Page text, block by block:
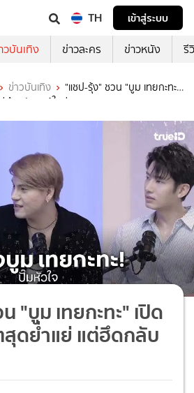
TH
เข้าสู่ระบบ
วบันเทิง ข่าวละคร ข่าวหนัง รี
ข่าวบันเทิง
"แชป-รุ้ง" ชวน "บูม เทยกะทะ"
ต่ฮึดกลับมาสู้ใหม่
"บูม เทยกะทะ" เปิด
สุดย่ำแย่ แต่ฮึดกลับ